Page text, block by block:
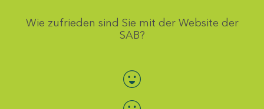
Wie zufrieden sind Sie mit der Website der
SAB?
Bewertung auswählen